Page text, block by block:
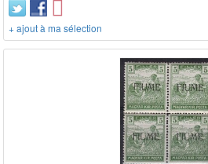
+ ajout à ma sélection